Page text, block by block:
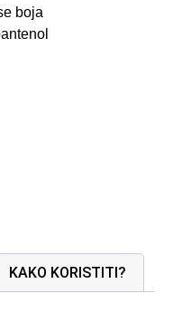
boja
KAKO KORISTITI?